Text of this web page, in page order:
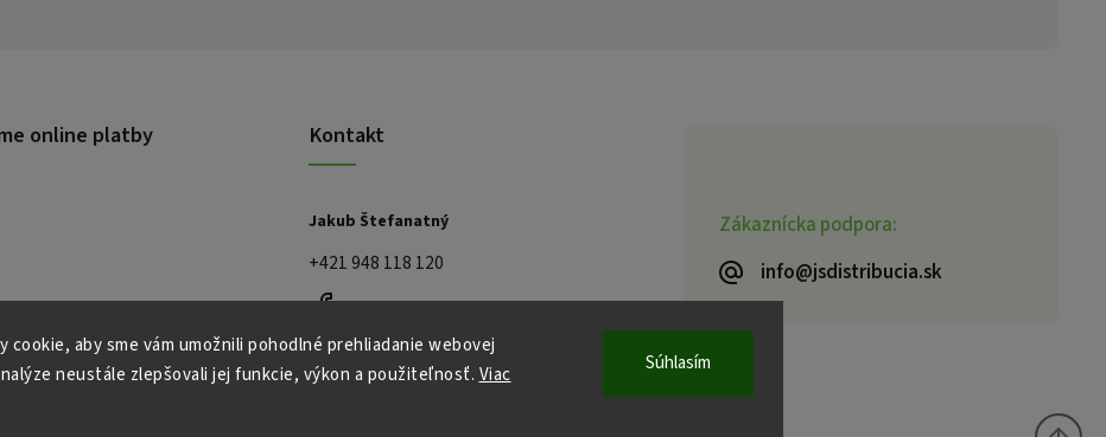
cookie, aby sme vám umožnili pohodlné prehliadanie webovej
neustále zlepšovali jej funkcie, výkon a použiteľnosť. Viac
Súhlasím
Zákaznícka podpora:
info@jsdistribucia.sk
online platby Kontakt
Jakub Štefanatný
+421 948 118 120